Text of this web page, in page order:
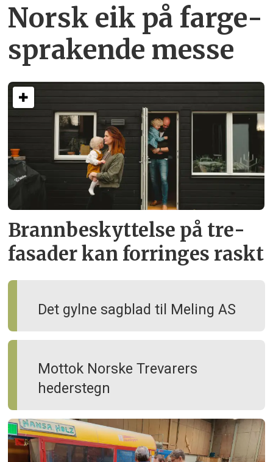
Norsk eik på farge­
sprakende messe
Brann­beskyttelse på tre­
fasader kan forringes raskt
Det gylne sagblad til Meling AS
Mottok Norske Trevarers
hederstegn